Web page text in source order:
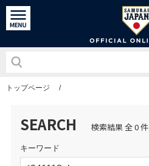
トップページ /
SEARCH 検索結果 全 0 件
キーワード